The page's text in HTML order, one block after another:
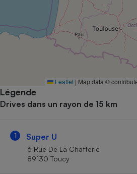
Leaflet | Map data ©
Légende
Drives dans un rayon de 15 km
1 Super U
6 Rue De La Chatterie
89130 Toucy